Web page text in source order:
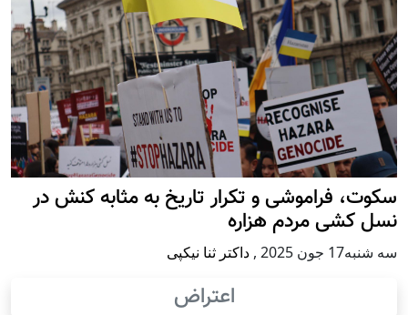
سکوت، فراموشی و تکرار تاريخ به مثابه کنش در
نسل کشی مردم هزاره
سه شنبه17 جون 2025 , داکتر ثنا نیکپی
اعتراض